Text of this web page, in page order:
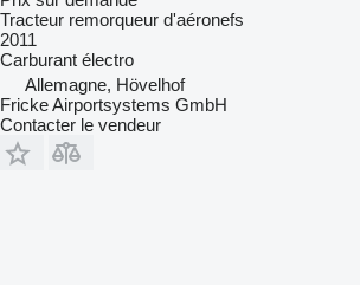
Tracteur remorqueur d'aéronefs
2011
Carburant électro
Allemagne, Hövelhof
Fricke Airportsystems GmbH
Contacter le vendeur